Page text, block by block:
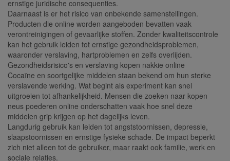
ernstige juridische consequenties.
Daarnaast is er het risico van onbekende samenstellingen.
Producten die online worden aangeboden bevatten vaak
verontreinigingen of gevaarlijke stoffen. Zonder kwaliteitscontrole
kan het gebruik leiden tot ernstige gezondheidsproblemen,
waaronder verslaving, hartproblemen en zelfs overlijden.
Gezondheidsrisico's en verslaving kopen nakkie online
Cocaïne en soortgelijke middelen staan bekend om hun sterke
verslavende werking. Wat begint als experiment kan snel
uitgroeien tot afhankelijkheid. Mensen die zoeken naar kopen
neus poederen online onderschatten vaak hoe snel deze
middelen grip krijgen op het dagelijks leven.
Langdurig gebruik kan leiden tot angststoornissen, depressie,
slaapstoornissen en ernstige fysieke schade. De impact beperkt
zich niet alleen tot de gebruiker, maar raakt ook familie, werk en
sociale relaties.